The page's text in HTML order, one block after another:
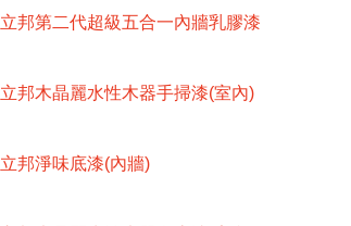
立邦第二代超級五合一內牆乳膠漆
立邦木晶麗水性木器手掃漆(室內)
立邦淨味底漆(內牆)